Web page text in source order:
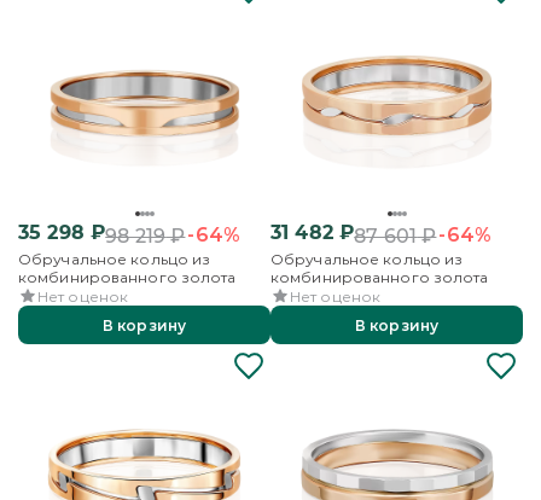
35 298 ₽98 219₽-64%
Обручальное кольцо из
комбинированного золота
Нет оценок
В корзину
31 482₽87 601₽-64%
Обручальное кольцо из
комбинированного золота
Нет оценок
В корзину